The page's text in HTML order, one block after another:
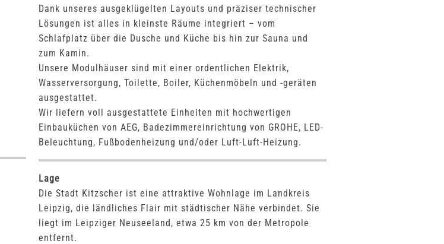
Dank unseres ausgeklügelten Layouts und präziser technischer
Lösungen ist alles in kleinste Räume integriert – vom
Schlafplatz über die Dusche und Küche bis hin zur Sauna und
zum Kamin.
Unsere Modulhäuser sind mit einer ordentlichen Elektrik,
Wasserversorgung, Toilette, Boiler, Küchenmöbeln und -geräten
ausgestattet.
Wir liefern voll ausgestattete Einheiten mit hochwertigen
Einbauküchen von AEG, Badezimmereinrichtung von GROHE, LED-
Beleuchtung, Fußbodenheizung und/oder Luft-Luft-Heizung.
Lage
Die Stadt Kitzscher ist eine attraktive Wohnlage im Landkreis
Leipzig, die ländliches Flair mit städtischer Nähe verbindet. Sie
liegt im Leipziger Neuseeland, etwa 25 km von der Metropole
entfernt.